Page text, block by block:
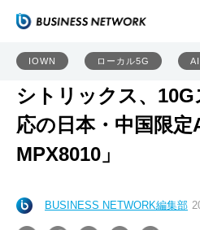
IOWN ローカル5G AI
シトリックス、
応の日本・中国限
MPX8010」
BUSINESS NETWORK編集部